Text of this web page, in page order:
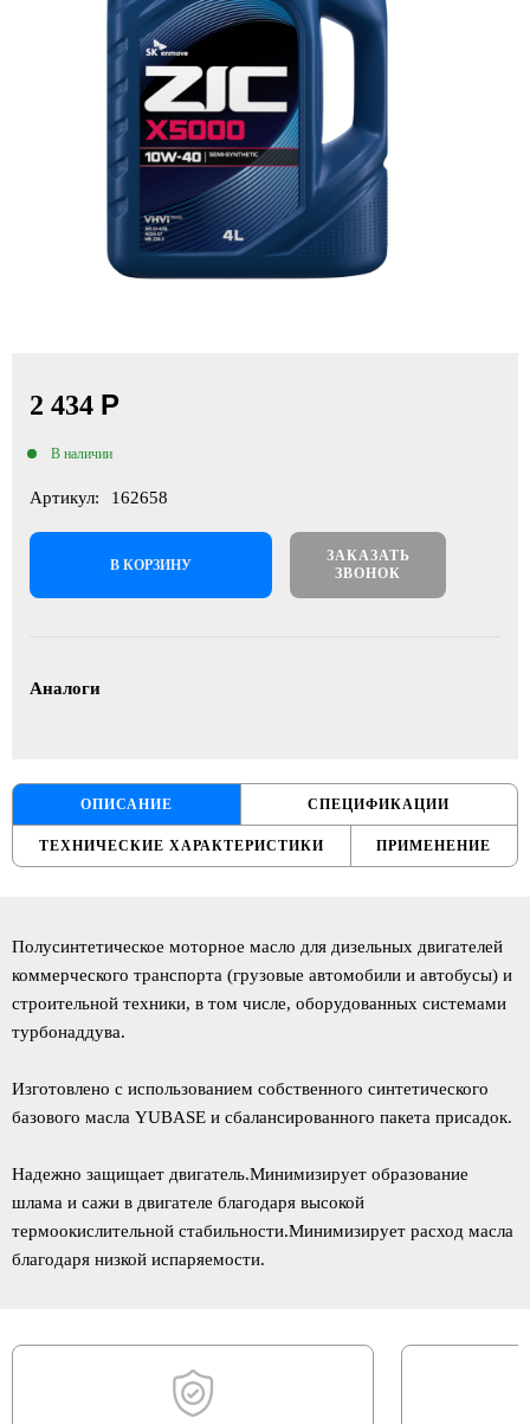
2 434 Р
В наличии
Артикул: 162658
В КОРЗИНУ
ЗАКАЗАТЬ
ЗВОНОК
Аналоги
ОПИСАНИЕ СПЕЦИФИКАЦИИ
ТЕХНИЧЕСКИЕ ХАРАКТЕРИСТИКИ ПРИМЕНЕНИЕ
Полусинтетическое моторное масло для дизельных двигателей
коммерческого транспорта (грузовые автомобили и автобусы) и
строительной техники, в том числе, оборудованных системами
турбонаддува.
Изготовлено с использованием собственного синтетического
базового масла YUBASE и сбалансированного пакета присадок.
Надежно защищает двигатель.Минимизирует образование
шлама и сажи в двигателе благодаря высокой
термоокислительной стабильности.Минимизирует расход масла
благодаря низкой испаряемости.